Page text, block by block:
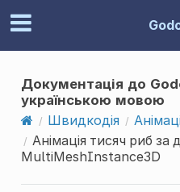
Документація до
українською мовою
Швидкодія
Анімація тисяч риб
MultiMeshInstance3D